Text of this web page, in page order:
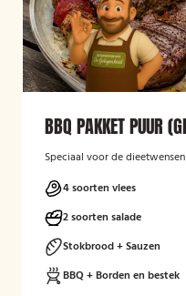
BBQ PAKKET PUUR
Speciaal voor de
4 soorten vlees
2 soorten salade
Stokbrood + Sauzen
BBQ + Borden en bestek